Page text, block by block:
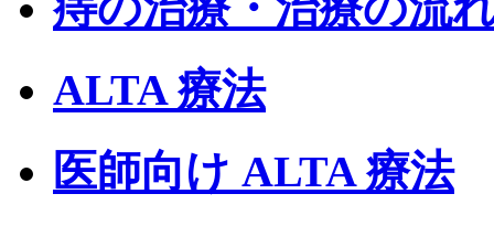
ALTA 療法
医師向け ALTA 療法